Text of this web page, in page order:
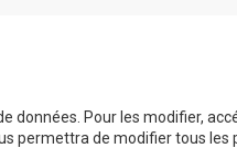
données. Pour les modifier,
permettra de modifier tous